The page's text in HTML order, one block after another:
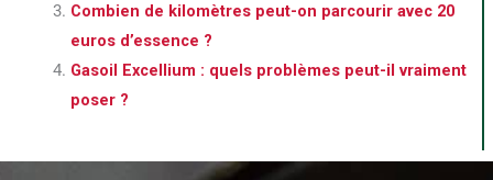
Combien de kilomètres peut-on parcourir avec 20
euros d’essence ?
Gasoil Excellium : quels problèmes peut-il vraiment
poser ?